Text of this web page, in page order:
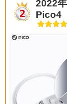
2022
Pico4